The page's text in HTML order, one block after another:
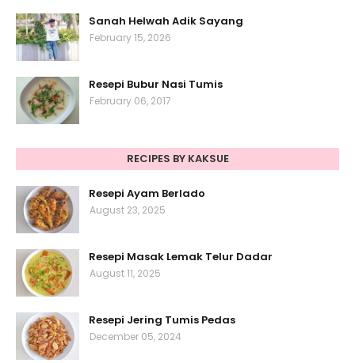
Sanah Helwah Adik Sayang
February 15, 2026
Resepi Bubur Nasi Tumis
February 06, 2017
RECIPES BY KAKSUE
Resepi Ayam Berlado
August 23, 2025
Resepi Masak Lemak Telur Dadar
August 11, 2025
Resepi Jering Tumis Pedas
December 05, 2024